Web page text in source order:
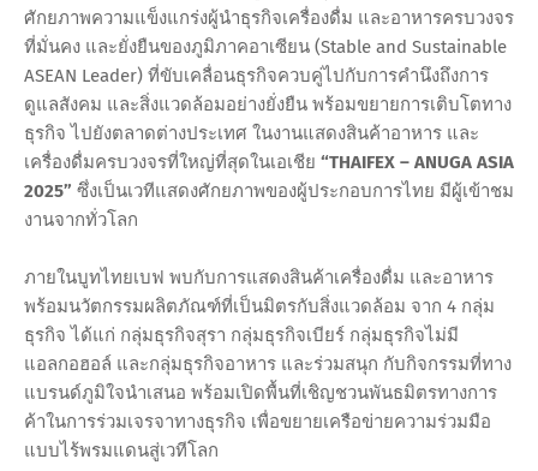
ศักยภาพความแข็งแกร่งผู้นำธุรกิจเครื่องดื่ม และอาหารครบวงจร
ที่มั่นคง และยั่งยืนของภูมิภาคอาเซียน (Stable and Sustainable
ASEAN Leader) ที่ขับเคลื่อนธุรกิจควบคู่ไปกับการคำนึงถึงการ
ดูแลสังคม และสิ่งแวดล้อมอย่างยั่งยืน พร้อมขยายการเติบโตทาง
ธุรกิจ ไปยังตลาดต่างประเทศ ในงานแสดงสินค้าอาหาร และ
เครื่องดื่มครบวงจรที่ใหญ่ที่สุดในเอเชีย “THAIFEX – ANUGA ASIA
2025” ซึ่งเป็นเวทีแสดงศักยภาพของผู้ประกอบการไทย มีผู้เข้าชม
งานจากทั่วโลก
ภายในบูทไทยเบฟ พบกับการแสดงสินค้าเครื่องดื่ม และอาหาร
พร้อมนวัตกรรมผลิตภัณฑ์ที่เป็นมิตรกับสิ่งแวดล้อม จาก 4 กลุ่ม
ธุรกิจ ได้แก่ กลุ่มธุรกิจสุรา กลุ่มธุรกิจเบียร์ กลุ่มธุรกิจไม่มี
แอลกอฮอล์ และกลุ่มธุรกิจอาหาร และร่วมสนุก กับกิจกรรมที่ทาง
แบรนด์ภูมิใจนำเสนอ พร้อมเปิดพื้นที่เชิญชวนพันธมิตรทางการ
ค้าในการร่วมเจรจาทางธุรกิจ เพื่อขยายเครือข่ายความร่วมมือ
แบบไร้พรมแดนสู่เวทีโลก